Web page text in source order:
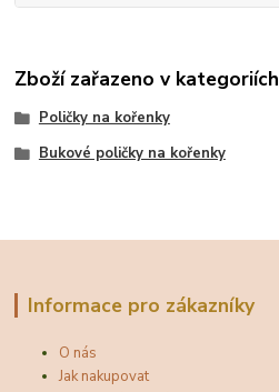
Zboží zařazeno v kategoriích
Poličky na kořenky
Bukové poličky na kořenky
Informace pro zákazníky
O nás
Jak nakupovat